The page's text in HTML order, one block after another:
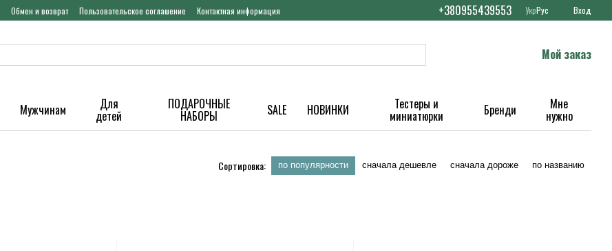
Обмен и возврат Пользовательское соглашение Контактная информация +380955439553 УкрРус Вход
Мой заказ
Мужчинам Для
детей
ПОДАРОЧНЫЕ
НАБОРЫ SALE НОВИНКИ Тестеры и
миниатюрки Бренди Мне
нужно
Сортировка: по популярности сначала дешевле сначала дороже по названию